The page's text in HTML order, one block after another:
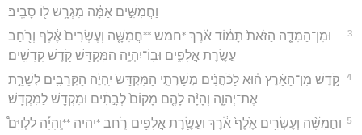
וַחֲמִשִּׁ֣ים אַמָּ֔ה מִגְרָ֥שׁ ל֖וֹ סָבִֽיב׃
3
וּמִן־הַמִּדָּ֤ה הַזֹּאת֙ תָּמ֔וֹד אֹ֗רֶךְ *חמש **חֲמִשָּׁ֤ה וְעֶשְׂרִים֙ אֶ֔לֶף וְרֹ֖חַב
עֲשֶׂ֣רֶת אֲלָפִ֑ים וּבֽוֹ־יִהְיֶ֥ה הַמִּקְדָּ֖שׁ קֹ֥דֶשׁ קָדָשִֽׁים׃
4
קֹ֣דֶשׁ מִן־הָאָ֜רֶץ ה֗וּא לַכֹּ֨הֲנִ֜ים מְשָׁרְתֵ֤י הַמִּקְדָּשׁ֙ יִֽהְיֶ֔ה הַקְּרֵבִ֖ים לְשָׁרֵ֣ת
אֶת־יְהוָ֑ה וְהָיָ֨ה לָהֶ֤ם מָקוֹם֙ לְבָ֣תִּ֔ים וּמִקְדָּ֖שׁ לַמִּקְדָּֽשׁ׃
5
וַחֲמִשָּׁ֨ה וְעֶשְׂרִ֥ים אֶ֙לֶף֙ אֹ֔רֶךְ וַעֲשֶׂ֥רֶת אֲלָפִ֖ים רֹ֑חַב *יהיה **וְֽהָיָ֡ה לַלְוִיִּם֩